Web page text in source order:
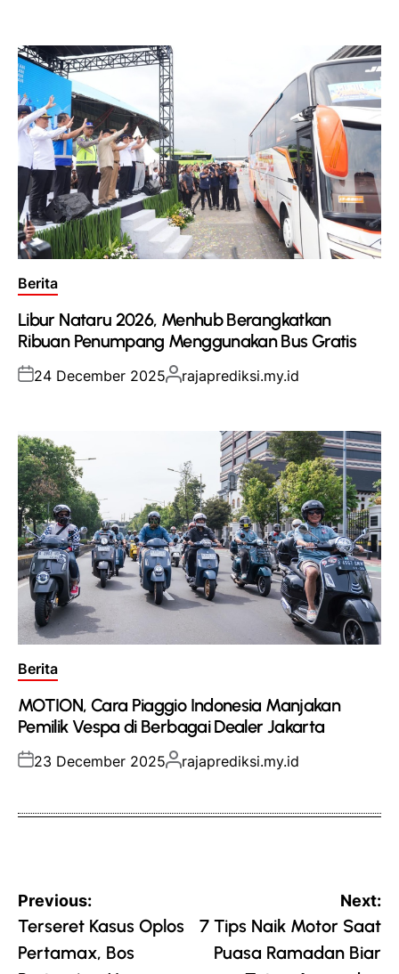
Posted
Berita
Libur Nataru 2026, Menhub Berangkatkan
Ribuan Penumpang Menggunakan Bus Gratis
Posted
24 December 2025Posted
rajaprediksi.my.id
Posted
Berita
MOTION, Cara Piaggio Indonesia Manjakan
Pemilik Vespa di Berbagai Dealer Jakarta
Posted
23 December 2025Posted
rajaprediksi.my.id
Post
navigation
Previous:
Terseret Kasus Oplos
Pertamax, Bos
Next:
7 Tips Naik Motor Saat
Puasa Ramadan Biar